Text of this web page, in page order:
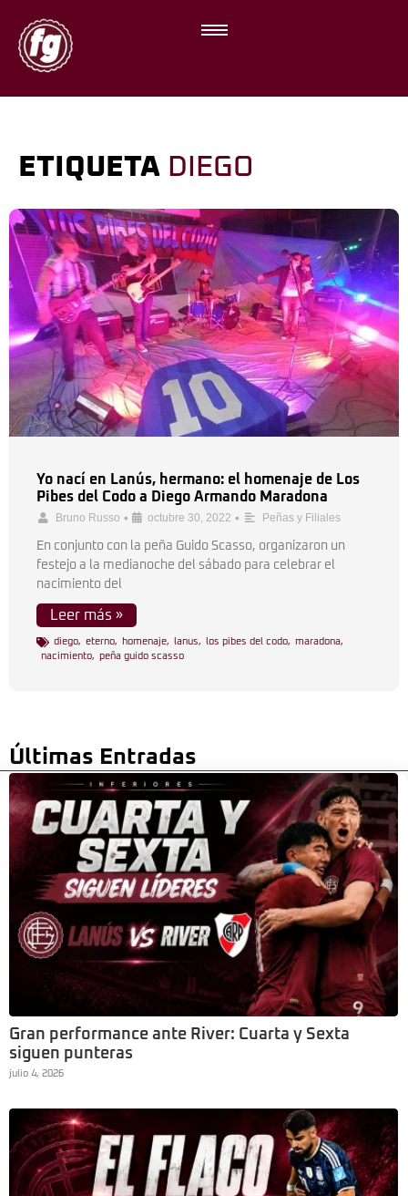
ETIQUETA DIEGO
Yo nací en Lanús, hermano: el homenaje de Los
Pibes del Codo a Diego Armando Maradona
Bruno Russo • octubre 30, 2022 • Peñas y Filiales
En conjunto con la peña Guido Scasso, organizaron un
festejo a la medianoche del sábado para celebrar el
nacimiento del
Leer más »
diego, eterno, homenaje, lanus, los pibes del codo, maradona,
nacimiento, peña guido scasso
Últimas Entradas
Gran performance ante River: Cuarta y Sexta
siguen punteras
julio 4, 2026